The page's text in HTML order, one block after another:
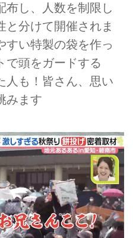
布し、人数を制限し
と分けて開催されま
すい特製の袋を作っ
で頭をガードする
人も！皆さん、思い
みます